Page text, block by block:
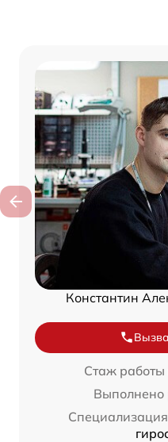
Константин
Стаж работы
Выполнено